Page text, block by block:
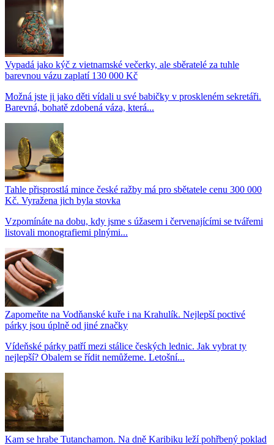
Vypadá jako kýč z vietnamské večerky, ale sběratelé za tuhle
barevnou vázu zaplatí 130 000 Kč
Možná jste ji jako děti vídali u své babičky v proskleném sekretáři.
Barevná, bohatě zdobená váza, která...
Tahle přisprostlá mince české ražby má pro sbětatele cenu 300 000
Kč. Vyražena jich byla stovka
Vzpomínáte na dobu, kdy jsme s úžasem i červenajícími se tvářemi
listovali monografiemi plnými...
Zapomeňte na Vodňanské kuře i na Krahulík. Nejlepší poctivé
párky jsou úplně od jiné značky
Vídeňské párky patří mezi stálice českých lednic. Jak vybrat ty
nejlepší? Obalem se řídit nemůžeme. Letošní...
Kam se hrabe Tutanchamon. Na dně Karibiku leží pohřbený poklad